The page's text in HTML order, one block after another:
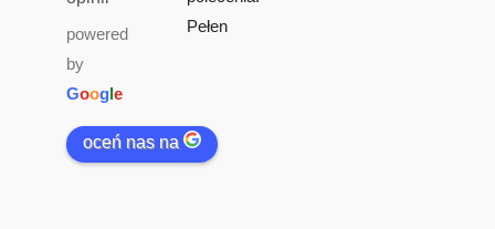
powered
by
Google
oceń nas na
Pełen
ich usług